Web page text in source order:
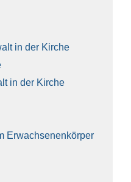
in der Kir­che
in der Kir­che
Erwach­se­nen­kör­per